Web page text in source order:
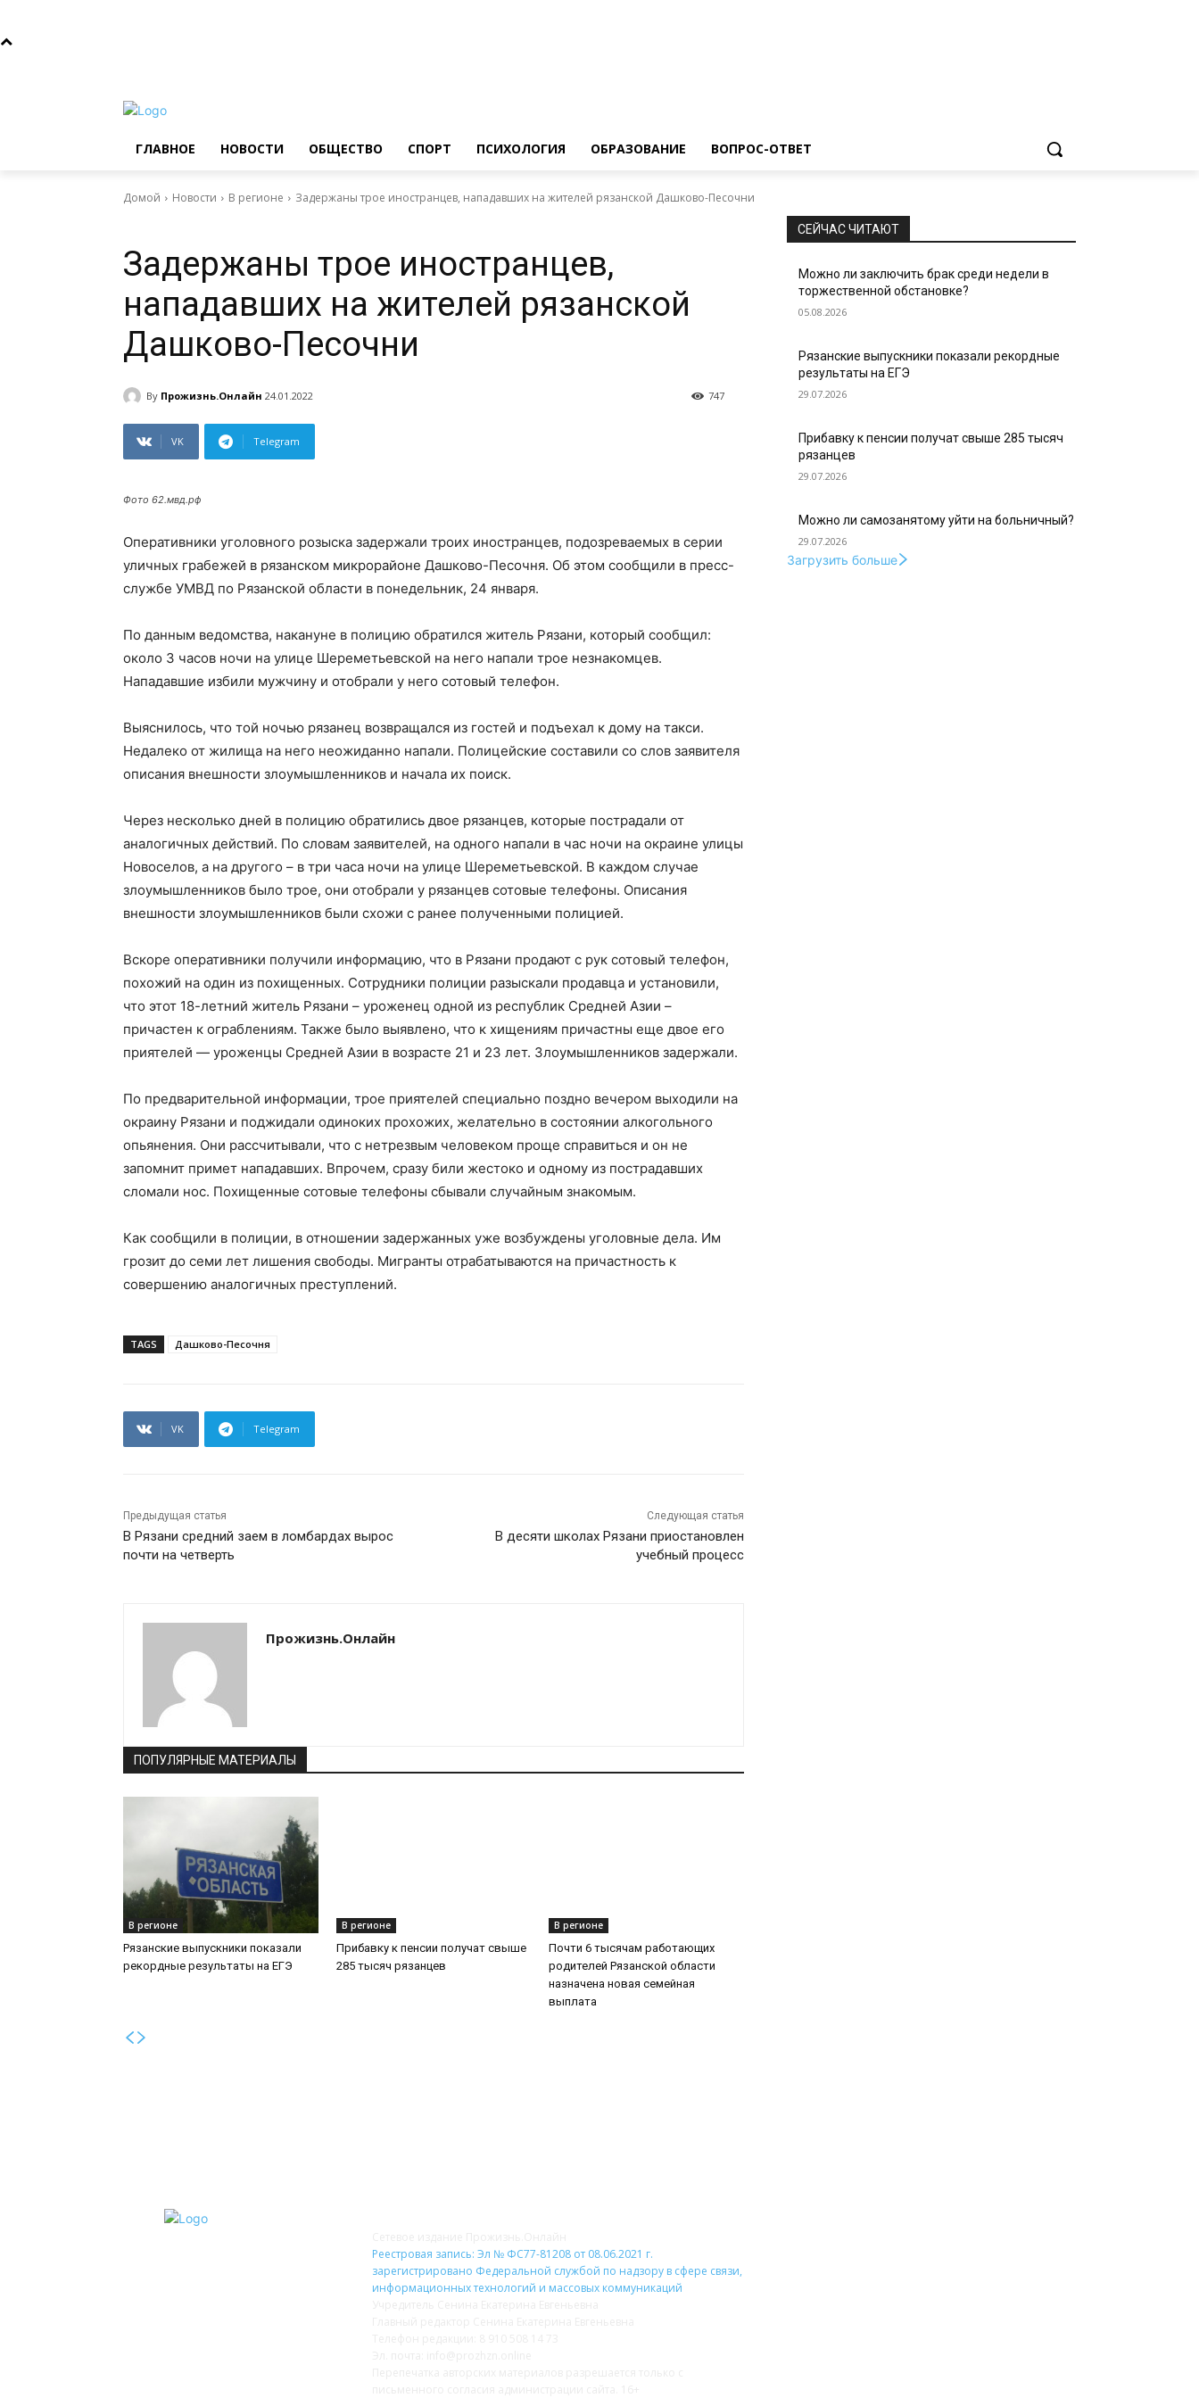
ГЛАВНОЕ НОВОСТИ ОБЩЕСТВО СПОРТ ПСИХОЛОГИЯ ОБРАЗОВАНИЕ ВОПРОС-ОТВЕТ
Домой Новости В регионе Задержаны трое иностранцев, нападавших на жителей рязанской Дашково-Песочни
Задержаны трое иностранцев,
нападавших на жителей рязанской
Дашково-Песочни
By Прожизнь.Онлайн 24.01.2022 747
VK Telegram
Фото 62.мвд.рф
Оперативники уголовного розыска задержали троих иностранцев, подозреваемых в серии
уличных грабежей в рязанском микрорайоне Дашково-Песочня. Об этом сообщили в пресс-
службе УМВД по Рязанской области в понедельник, 24 января.
По данным ведомства, накануне в полицию обратился житель Рязани, который сообщил:
около 3 часов ночи на улице Шереметьевской на него напали трое незнакомцев.
Нападавшие избили мужчину и отобрали у него сотовый телефон.
Выяснилось, что той ночью рязанец возвращался из гостей и подъехал к дому на такси.
Недалеко от жилища на него неожиданно напали. Полицейские составили со слов заявителя
описания внешности злоумышленников и начала их поиск.
Через несколько дней в полицию обратились двое рязанцев, которые пострадали от
аналогичных действий. По словам заявителей, на одного напали в час ночи на окраине улицы
Новоселов, а на другого – в три часа ночи на улице Шереметьевской. В каждом случае
злоумышленников было трое, они отобрали у рязанцев сотовые телефоны. Описания
внешности злоумышленников были схожи с ранее полученными полицией.
Вскоре оперативники получили информацию, что в Рязани продают с рук сотовый телефон,
похожий на один из похищенных. Сотрудники полиции разыскали продавца и установили,
что этот 18-летний житель Рязани – уроженец одной из республик Средней Азии –
причастен к ограблениям. Также было выявлено, что к хищениям причастны еще двое его
приятелей — уроженцы Средней Азии в возрасте 21 и 23 лет. Злоумышленников задержали.
По предварительной информации, трое приятелей специально поздно вечером выходили на
окраину Рязани и поджидали одиноких прохожих, желательно в состоянии алкогольного
опьянения. Они рассчитывали, что с нетрезвым человеком проще справиться и он не
запомнит примет нападавших. Впрочем, сразу били жестоко и одному из пострадавших
сломали нос. Похищенные сотовые телефоны сбывали случайным знакомым.
Как сообщили в полиции, в отношении задержанных уже возбуждены уголовные дела. Им
грозит до семи лет лишения свободы. Мигранты отрабатываются на причастность к
совершению аналогичных преступлений.
TAGS Дашково-Песочня
VK Telegram
Предыдущая статья
В Рязани средний заем в ломбардах вырос
почти на четверть
Следующая статья
В десяти школах Рязани приостановлен
учебный процесс
Прожизнь.Онлайн
ПОПУЛЯРНЫЕ МАТЕРИАЛЫ
В регионе
Рязанские выпускники показали
рекордные результаты на ЕГЭ
В регионе
Прибавку к пенсии получат свыше
285 тысяч рязанцев
В регионе
Почти 6 тысячам работающих
родителей Рязанской области
назначена новая семейная
выплата
СЕЙЧАС ЧИТАЮТ
Можно ли заключить брак среди недели в
торжественной обстановке?
05.08.2026
Рязанские выпускники показали рекордные
результаты на ЕГЭ
29.07.2026
Прибавку к пенсии получат свыше 285 тысяч
рязанцев
29.07.2026
Можно ли самозанятому уйти на больничный?
29.07.2026
Загрузить больше
Реестровая запись: Эл № ФС77-81208 от 08.06.2021 г.
зарегистрировано Федеральной службой по надзору в сфере связи,
информационных технологий и массовых коммуникаций